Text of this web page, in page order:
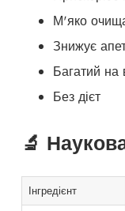
М'яко
Знижує
Багатий на
Без дієт
🔬
Інгредієнт